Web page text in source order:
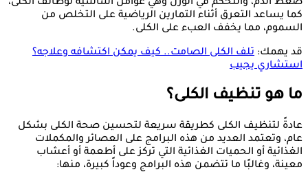
ضغط الدم، والتحكم في الوزن وهي عوامل أساسية لوظائف الكلى،
كما يساعد التعرق أثناء التمارين الرياضية على التخلص من
السموم، مما يخفف العبء على الكلى.
قد يهمك: تلف الكلى الصامت.. كيف يمكن اكتشافه وعلاجه؟
استشاري يجيب
ما هو تنظيف الكلى؟
عادةً لتنظيف الكلى كطريقة سريعة لتحسين صحة الكلى بشكل
عام، وتعتمد العديد من هذه البرامج على العصائر والمكملات
الغذائية أو الحميات الغذائية التي تركز على أطعمة أو أعشاب
معينة، وغالبًا ما تتضمن هذه البرامج وعوداً كبيرة، منها: